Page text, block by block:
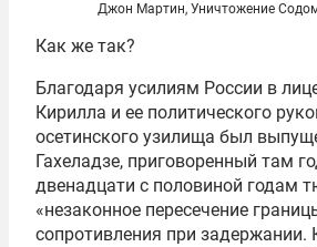
Джон Мартин, Уничтожение
Как же так?
Благодаря усилиям России в
Кирилла и ее политического
осетинского узилища был
Гахеладзе, приговоренный там
двенадцати с половиной годам
«незаконное пересечение
сопротивления при задержании.